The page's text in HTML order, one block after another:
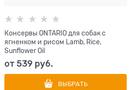
Консервы ONTARIO для собак с
ягненком и рисом Lamb, Rice,
Sunflower Oil
от539 руб.
ВЫБРАТЬ